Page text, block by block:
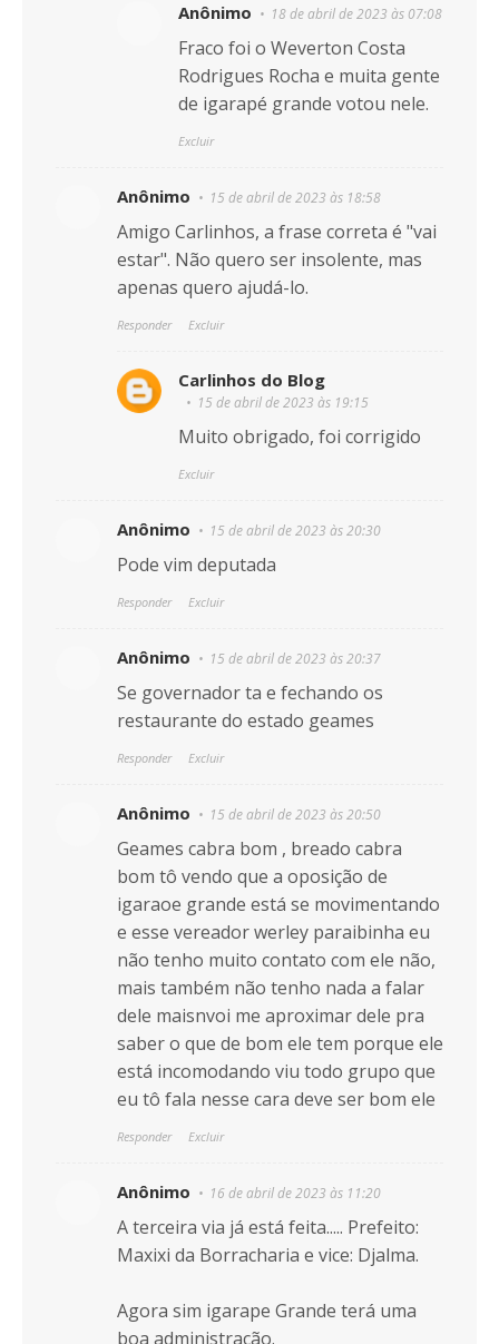
Anônimo 18 de abril de 2023 às 07:08
Fraco foi o Weverton Costa
Rodrigues Rocha e muita gente
de igarapé grande votou nele.
Excluir
Anônimo 15 de abril de 2023 às 18:58
Amigo Carlinhos, a frase correta é "vai
estar". Não quero ser insolente, mas
apenas quero ajudá-lo.
Responder Excluir
Carlinhos do Blog
15 de abril de 2023 às 19:15
Muito obrigado, foi corrigido
Excluir
Anônimo 15 de abril de 2023 às 20:30
Pode vim deputada
Responder Excluir
Anônimo 15 de abril de 2023 às 20:37
Se governador ta e fechando os
restaurante do estado geames
Responder Excluir
Anônimo 15 de abril de 2023 às 20:50
Geames cabra bom , breado cabra
bom tô vendo que a oposição de
igaraoe grande está se movimentando
e esse vereador werley paraibinha eu
não tenho muito contato com ele não,
mais também não tenho nada a falar
dele maisnvoi me aproximar dele pra
saber o que de bom ele tem porque ele
está incomodando viu todo grupo que
eu tô fala nesse cara deve ser bom ele
Responder Excluir
Anônimo 16 de abril de 2023 às 11:20
A terceira via já está feita..... Prefeito:
Maxixi da Borracharia e vice: Djalma.
Agora sim igarape Grande terá uma
boa administração.